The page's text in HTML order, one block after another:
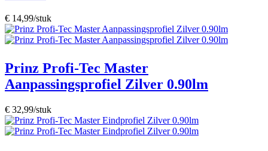
€ 14,99/stuk
Prinz Profi-Tec Master
Aanpassingsprofiel Zilver 0.90lm
€ 32,99/stuk